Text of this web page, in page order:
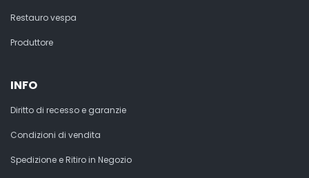
Restauro vespa
Produttore
INFO
Diritto di recesso e garanzie
Condizioni di vendita
Spedizione e Ritiro in Negozio